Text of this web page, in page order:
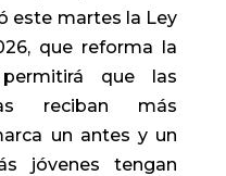
este martes la Ley
que reforma la
que las
reciban más
un antes y un
jóvenes tengan